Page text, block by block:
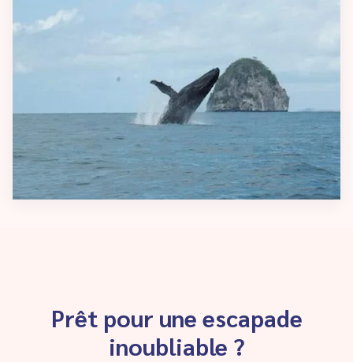
Prêt pour une escapade
inoubliable ?